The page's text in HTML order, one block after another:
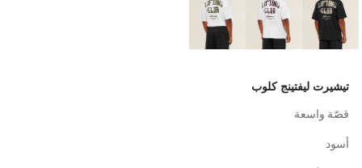
تيشيرت ليفتينج كلوب
قصّة واسعة
أسود